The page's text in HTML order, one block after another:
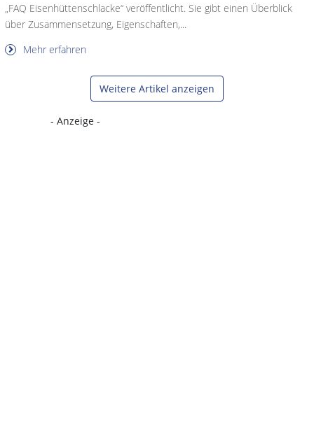
„FAQ Eisenhüttenschlacke“ veröffentlicht. Sie gibt einen Überblick
über Zusammensetzung, Eigenschaften,...
Mehr erfahren
Weitere Artikel anzeigen
- Anzeige -